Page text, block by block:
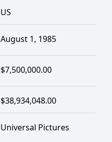
US
August 1, 1985
$7,500,000.00
$38,934,048.00
Universal Pictures